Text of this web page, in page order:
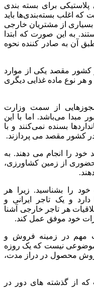
پلاستیکی برای بسته بندی
که اغلب بسته‌بندی‌ها باید
از مشتریان خارجی
به این صورت که ابتدا
آن به صادر کننده نحوه
کشور مقصد یکی از موارد
هر نوع ماده غذایی دیگری
از سمت وزارت
می‌باشد. اما با این
بسنده نمی‌کنند و با
کشور مقصد می پردازند.
را انجام می دهند. به
حضوری از زمین کشاورزی،
را بشناسید. زیرا هر
و یک تاجر ایرانی و
هر تاجر خارجی آشنا
خود موفق عمل کند.
مهم در زمینه فروش و
نیست که یک روزه
فروش محصول در دراز مدت،
از گذشته های دور در